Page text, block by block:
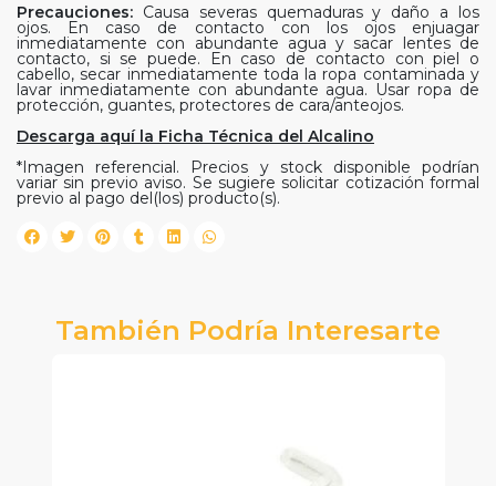
Precauciones: Causa severas quemaduras y daño a los
ojos. En caso de contacto con los ojos enjuagar
inmediatamente con abundante agua y sacar lentes de
contacto, si se puede. En caso de contacto con piel o
cabello, secar inmediatamente toda la ropa contaminada y
lavar inmediatamente con abundante agua. Usar ropa de
protección, guantes, protectores de cara/anteojos.
Descarga aquí la Ficha Técnica del Alcalino
*Imagen referencial. Precios y stock disponible podrían
variar sin previo aviso. Se sugiere solicitar cotización formal
previo al pago del(los) producto(s).
También Podría Interesarte